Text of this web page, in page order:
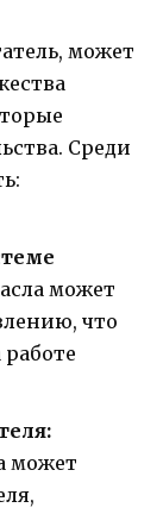
может
Среди
может
что
может